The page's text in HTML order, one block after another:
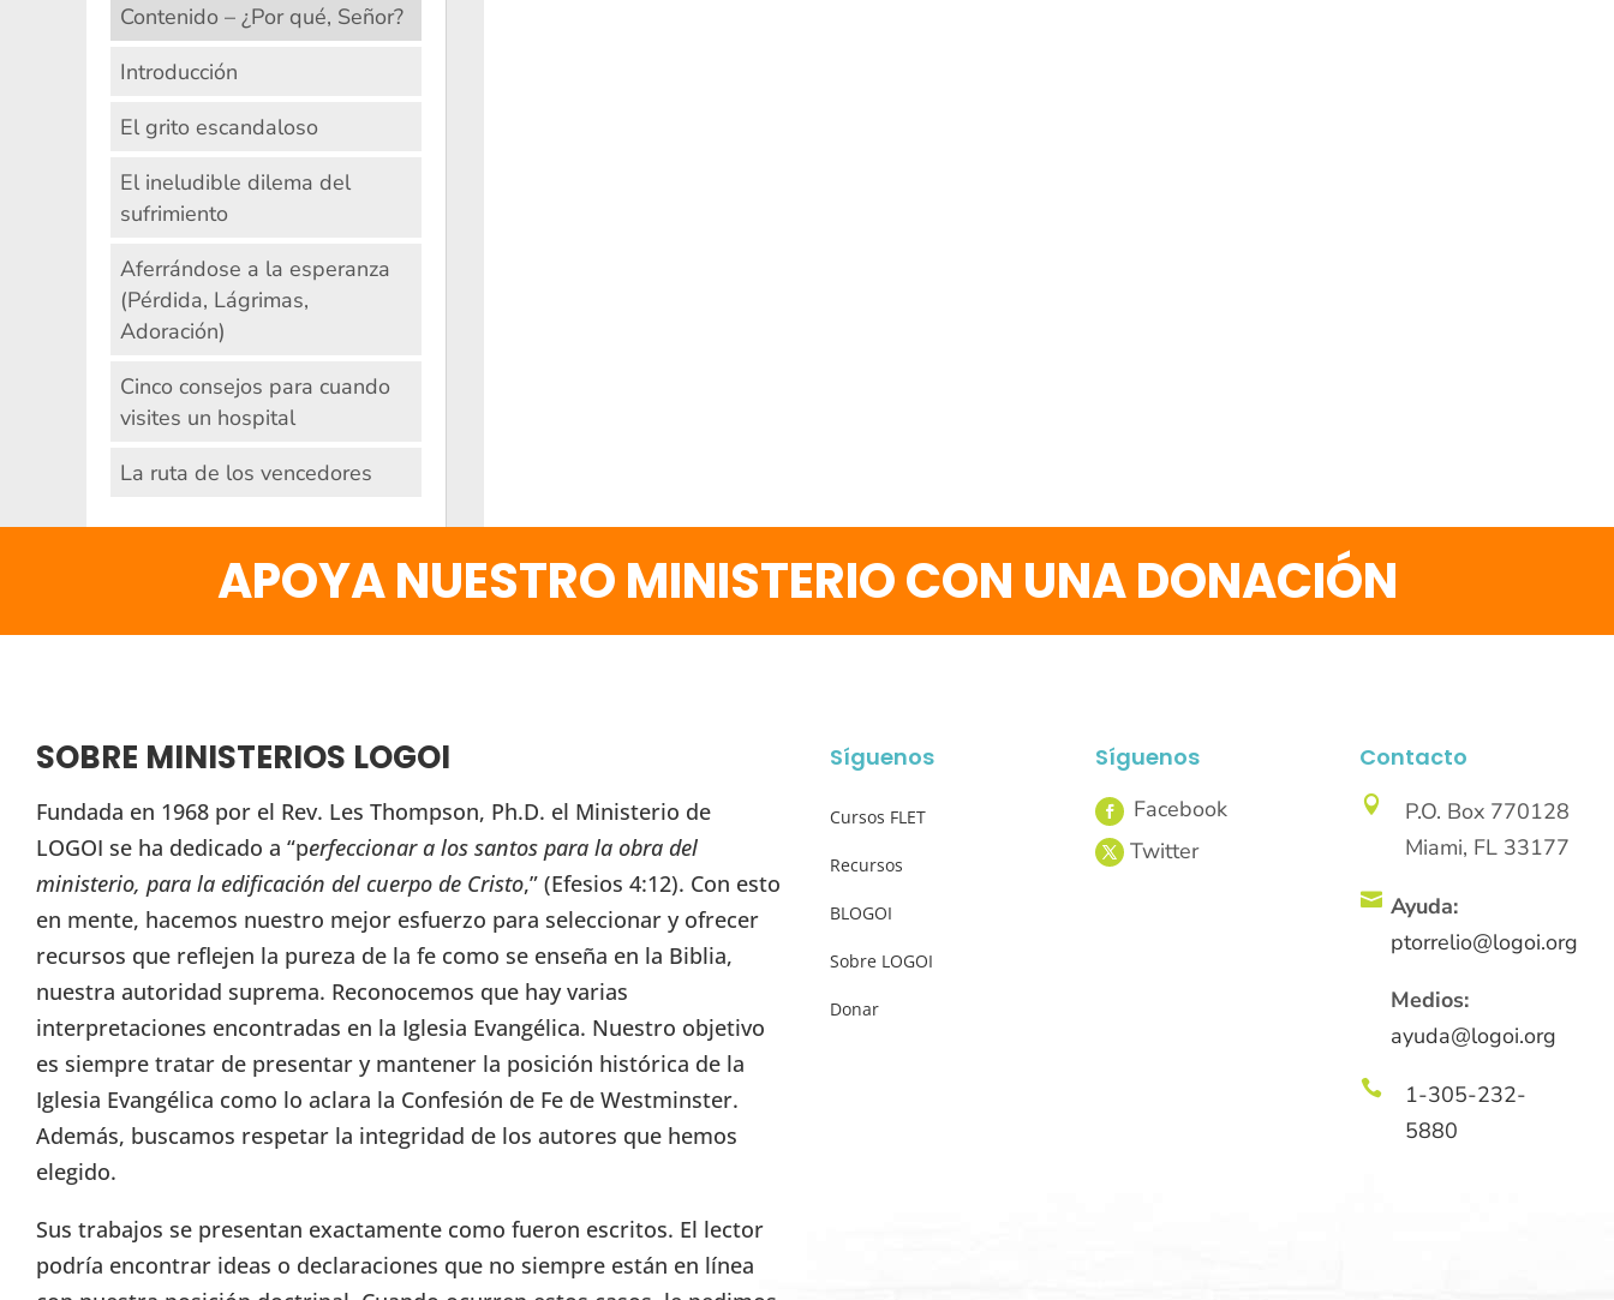
Contenido – ¿Por qué, Señor?
Introducción
El grito escandaloso
El ineludible dilema del
sufrimiento
Aferrándose a la esperanza
(Pérdida, Lágrimas,
Adoración)
Cinco consejos para cuando
visites un hospital
La ruta de los vencedores
APOYA NUESTRO MINISTERIO CON UNA DONACIÓN
SOBRE MINISTERIOS LOGOI
Fundada en 1968 por el Rev. Les Thompson, Ph.D. el Ministerio de
LOGOI se ha dedicado a “perfeccionar a los santos para la obra del
ministerio, para la edificación del cuerpo de Cristo,” (Efesios 4:12). Con esto
en mente, hacemos nuestro mejor esfuerzo para seleccionar y ofrecer
recursos que reflejen la pureza de la fe como se enseña en la Biblia,
nuestra autoridad suprema. Reconocemos que hay varias
interpretaciones encontradas en la Iglesia Evangélica. Nuestro objetivo
es siempre tratar de presentar y mantener la posición histórica de la
Iglesia Evangélica como lo aclara la Confesión de Fe de Westminster.
Además, buscamos respetar la integridad de los autores que hemos
elegido.
Sus trabajos se presentan exactamente como fueron escritos. El lector
podría encontrar ideas o declaraciones que no siempre están en línea
Síguenos
Cursos FLET
Recursos
BLOGOI
Sobre LOGOI
Donar
Síguenos Contacto

P.O. Box 770128
Miami, FL 33177
 Ayuda:
ptorrelio@logoi.org
Medios:
ayuda@logoi.org

1-305-232-
5880